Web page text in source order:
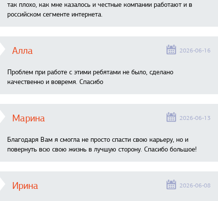
так плохо, как мне казалось и честные компании работают и в
российском сегменте интернета.
Алла 2026-06-16
Проблем при работе с этими ребятами не было, сделано
качественно и вовремя. Спасибо
Марина 2026-06-13
Благодаря Вам я смогла не просто спасти свою карьеру, но и
повернуть всю свою жизнь в лучшую сторону. Спасибо большое!
Ирина 2026-06-08